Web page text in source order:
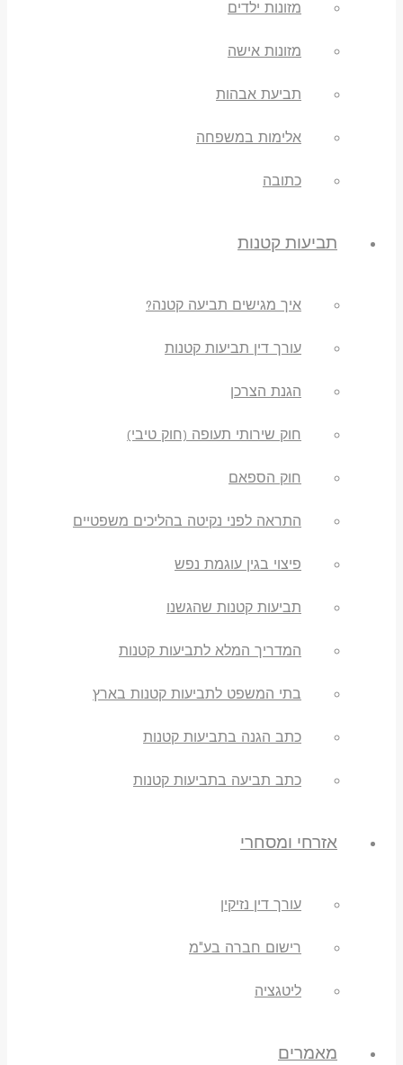
מזונות ילדים
מזונות אישה
תביעת אבהות
אלימות במשפחה
כתובה
תביעות קטנות
איך מגישים תביעה קטנה?
עורך דין תביעות קטנות
הגנת הצרכן
חוק שירותי תעופה (חוק טיבי)
חוק הספאם
התראה לפני נקיטה בהליכים משפטיים
פיצוי בגין עוגמת נפש
תביעות קטנות שהגשנו
המדריך המלא לתביעות קטנות
בתי המשפט לתביעות קטנות בארץ
כתב הגנה בתביעות קטנות
כתב תביעה בתביעות קטנות
אזרחי ומסחרי
עורך דין נזיקין
רישום חברה בע"מ
ליטגציה
מאמרים